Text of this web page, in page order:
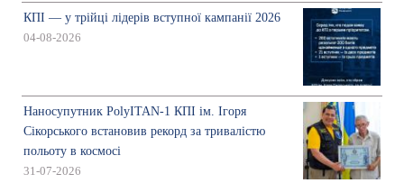
КПІ — у трійці лідерів вступної кампанії 2026
04-08-2026
Наносупутник PolyITAN-1 КПІ ім. Ігоря
Сікорського встановив рекорд за тривалістю
польоту в космосі
31-07-2026